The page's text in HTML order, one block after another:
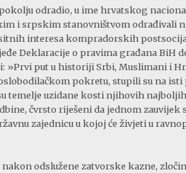
odradio, u ime hrvatskog
i srpskim stanovništvom odrađivali
interesa kompradorskih
Deklaracije o pravima građana BiH
»Prvi put u historiji Srbi, Muslimani i
pokretu, stupili su na isti
temelje uzidane kosti njihovih
čvrsto riješeni da jednom zauvijek
zajednicu u kojoj će živjeti u
odslužene zatvorske kazne,